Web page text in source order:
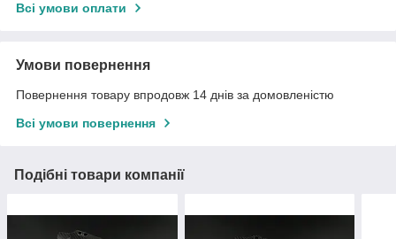
Всі умови оплати
Умови повернення
Повернення товару впродовж 14 днів за домовленістю
Всі умови повернення
Подібні товари компанії